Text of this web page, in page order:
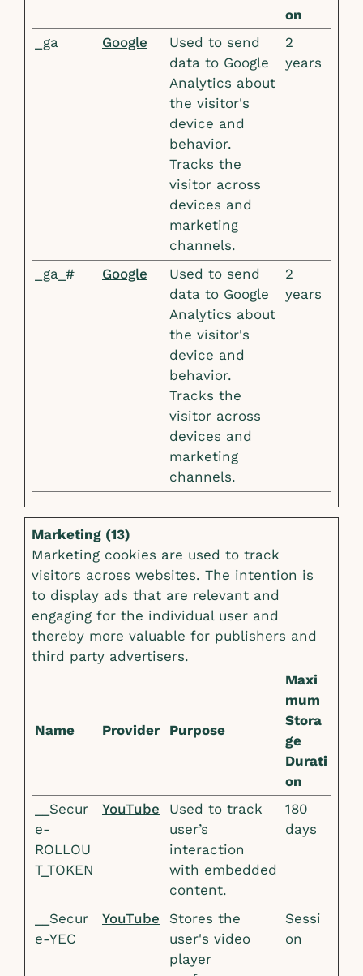
on
_ga
Google
Used to send
data to Google
Analytics about
the visitor's
device and
behavior.
Tracks the
visitor across
devices and
marketing
channels.
2
years
_ga_# Google
Used to send
data to Google
Analytics about
the visitor's
device and
behavior.
Tracks the
visitor across
devices and
marketing
channels.
2
years
Marketing (13)
Marketing cookies are used to track
visitors across websites. The intention is
to display ads that are relevant and
engaging for the individual user and
thereby more valuable for publishers and
third party advertisers.
Name Provider Purpose
Maxi
mum
Stora
ge
Durati
on
__Secur
e-
ROLLOU
T_TOKEN
YouTube
Used to track
user’s
interaction
with embedded
content.
180
days
__Secur
e-YEC
YouTube
Stores the
user's video
player
Sessi
on